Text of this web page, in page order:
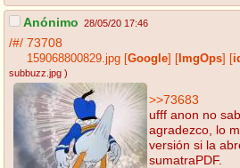
Anónimo 28/05/20 17:46
/#/ 73708
159068800829.jpg Google ImgOps
subbuzz.jpg )
>>73683
ufff anon no
agradezco, lo
versión si la
sumatraPDF.